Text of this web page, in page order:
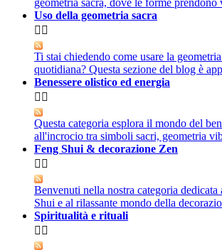
geometria sacra, dove le forme prendono
Uso della geometria sacra
 
Ti stai chiedendo come usare la
quotidiana? Questa sezione del blog è
Benessere olistico ed energia
 
Questa categoria esplora il mondo del
all'incrocio tra simboli sacri, geometria
Feng Shui & decorazione Zen
 
Benvenuti nella nostra categoria dedicata
Shui e al rilassante mondo della
Spiritualità e rituali
 